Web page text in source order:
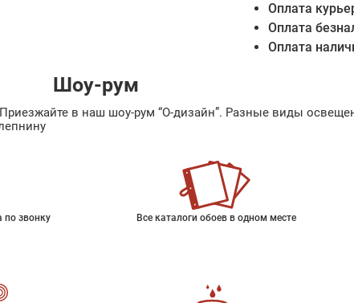
Оплата
Оплата
Оплата
Шоу-рум
в наш шоу-рум “О-дизайн”. Разные виды
по звонку Все каталоги обоев в одном месте